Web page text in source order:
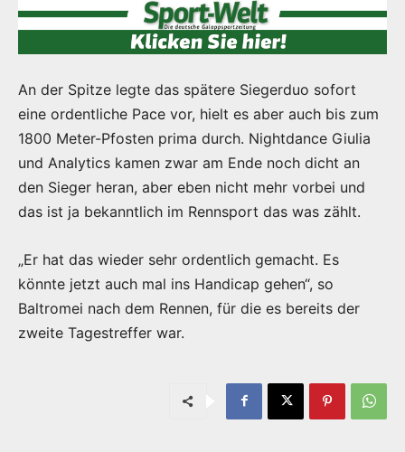
An der Spitze legte das spätere Siegerduo sofort
eine ordentliche Pace vor, hielt es aber auch bis zum
1800 Meter-Pfosten prima durch. Nightdance Giulia
und Analytics kamen zwar am Ende noch dicht an
den Sieger heran, aber eben nicht mehr vorbei und
das ist ja bekanntlich im Rennsport das was zählt.
„Er hat das wieder sehr ordentlich gemacht. Es
könnte jetzt auch mal ins Handicap gehen“, so
Baltromei nach dem Rennen, für die es bereits der
zweite Tagestreffer war.